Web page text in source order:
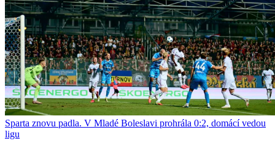
Sparta znovu padla. V Mladé Boleslavi prohrála 0:2, domácí vedou
ligu